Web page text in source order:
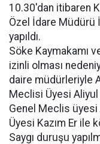
10.30'dan itibaren
Özel İdare Müdürü
yapıldı.
Söke Kaymakamı
izinli olması
daire müdürleriyle
Meclisi Üyesi Aliyul
Genel Meclis üyesi
Üyesi Kazım Er ile
Saygı duruşu